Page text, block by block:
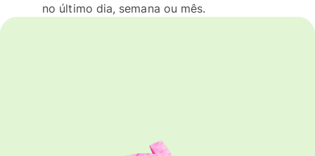
no último dia, semana ou mês.